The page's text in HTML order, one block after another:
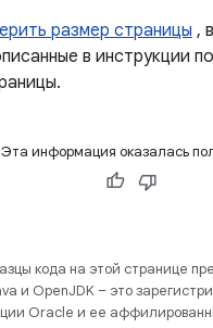
размер страницы ,
в инструкции
Эта информация оказалась
кода на этой странице
и OpenJDK – это
Oracle и ее